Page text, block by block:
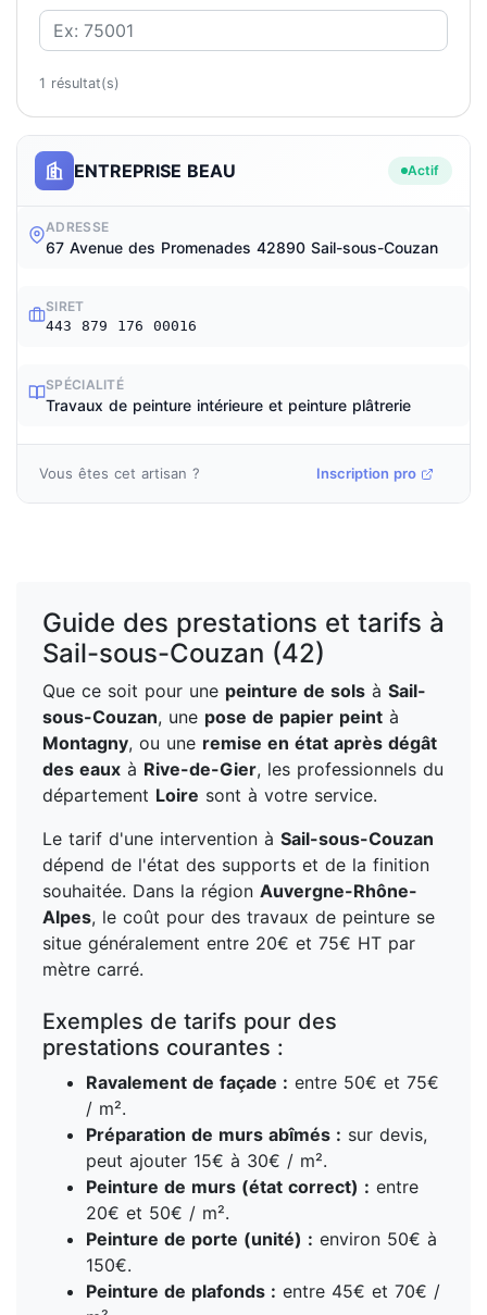
ENTREPRISE BEAU Actif
ADRESSE
67 Avenue des Promenades 42890 Sail-sous-Couzan
SIRET
443 879 176 00016
SPÉCIALITÉ
Travaux de peinture intérieure et peinture plâtrerie
Vous êtes cet artisan ? Inscription pro
1 résultat(s)
Guide des prestations et tarifs à
Sail-sous-Couzan (42)
Que ce soit pour une peinture de sols à Sail-
sous-Couzan, une pose de papier peint à
Montagny, ou une remise en état après dégât
des eaux à Rive-de-Gier, les professionnels du
département Loire sont à votre service.
Le tarif d'une intervention à Sail-sous-Couzan
dépend de l'état des supports et de la finition
souhaitée. Dans la région Auvergne-Rhône-
Alpes, le coût pour des travaux de peinture se
situe généralement entre 20€ et 75€ HT par
mètre carré.
Exemples de tarifs pour des
prestations courantes :
Ravalement de façade : entre 50€ et 75€
/ m².
Préparation de murs abîmés : sur devis,
peut ajouter 15€ à 30€ / m².
Peinture de murs (état correct) : entre
20€ et 50€ / m².
Peinture de porte (unité) : environ 50€ à
150€.
Peinture de plafonds : entre 45€ et 70€ /